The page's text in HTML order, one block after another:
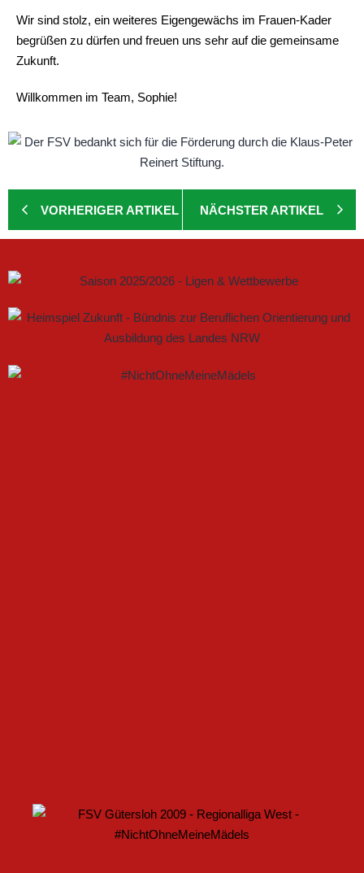
Wir sind stolz, ein weiteres Eigengewächs im Frauen‑Kader
begrüßen zu dürfen und freuen uns sehr auf die gemeinsame
Zukunft.
Willkommen im Team, Sophie!
VORHERIGER ARTIKEL NÄCHSTER ARTIKEL